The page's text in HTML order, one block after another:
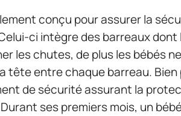
conçu pour assurer la
ci intègre des barreaux
les chutes, de plus les bébés
tête entre chaque barreau. Bien
de sécurité assurant la
ses premiers mois, un